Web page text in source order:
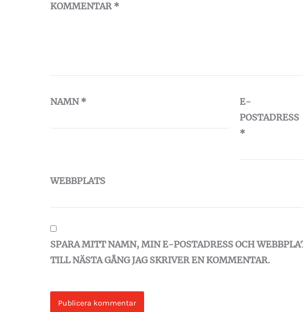
KOMMENTAR*
NAMN*
E-
POSTADRESS
*
WEBBPLATS
SPARA MITT NAMN, MIN E-POSTADRESS OCH
TILL NÄSTA GÅNG JAG SKRIVER EN KOMMENTAR.